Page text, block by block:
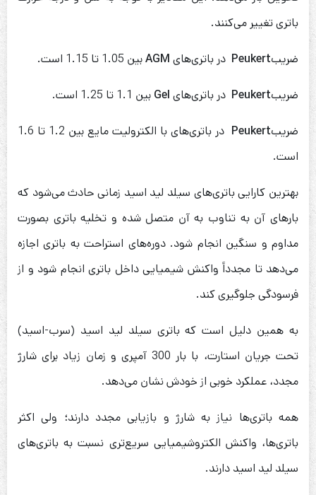
باتری تغییر می‌کنند.
ضریبPeukert در باتری‌های AGMبین 1.05 تا 1.15 است.
ضریبPeukert در باتری‌های Gel بین 1.1 تا 1.25 است.
ضریبPeukert
در باتری‌های با الکترولیت مایع بین 1.2 تا 1.6
است.
بهترین کارایی باتری‌های سیلد لید اسید زمانی حادث می‌شود که
بارهای آن به تناوب به آن متصل شده و تخلیه باتری بصورت
مداوم و سنگین انجام شود. دوره‌های استراحت به باتری اجازه
می‌دهد تا مجدداً واکنش شیمیایی داخل باتری انجام شود و از
فرسودگی جلوگیری کند.
به همین دلیل است که باتری سیلد لید اسید (سرب-اسید)
تحت جریان استارت، با بار 300 آمپری و زمان زیاد برای شارژ
مجدد، عملکرد خوبی از خودش نشان می‌دهد.
همه باتری‌ها نیاز به شارژ و بازیابی مجدد دارند؛ ولی اکثر
باتری‌ها، واکنش الکتروشیمیایی سریع‌تری نسبت به باتری‌های
سیلد لید اسید دارند.